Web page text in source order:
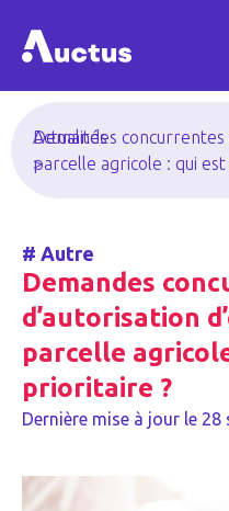
Actualités
>
Demandes concurrentes
parcelle agricole : qui
# Autre
Demandes
d’autorisation
parcelle
prioritaire ?
Dernière mise à jour le 28